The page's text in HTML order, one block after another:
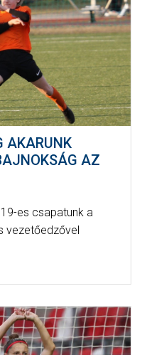
AKARUNK
AZ
es csapatunk a
vezetőedzővel